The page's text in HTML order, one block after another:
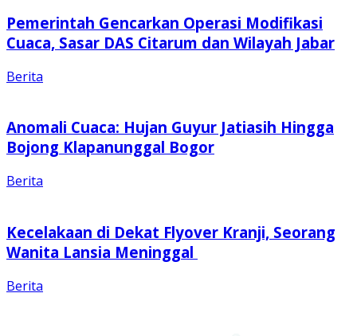
Pemerintah Gencarkan Operasi Modifikasi
Cuaca, Sasar DAS Citarum dan Wilayah Jabar
Berita
Anomali Cuaca: Hujan Guyur Jatiasih Hingga
Bojong Klapanunggal Bogor
Berita
Kecelakaan di Dekat Flyover Kranji, Seorang
Wanita Lansia Meninggal
Berita